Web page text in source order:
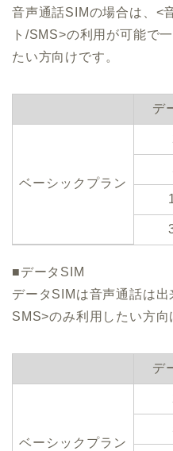
音声通話SIMの場合は、<
ト/SMS>の利用が可能で
たい方向けです。
デ
ベーシックプラン
■データSIM
データSIMは音声通話は出
SMS>のみ利用したい方向
デ
ベーシックプラン